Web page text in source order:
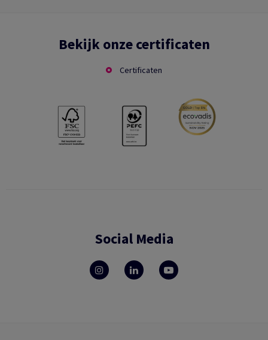
Bekijk onze certificaten
Certificaten
Social Media